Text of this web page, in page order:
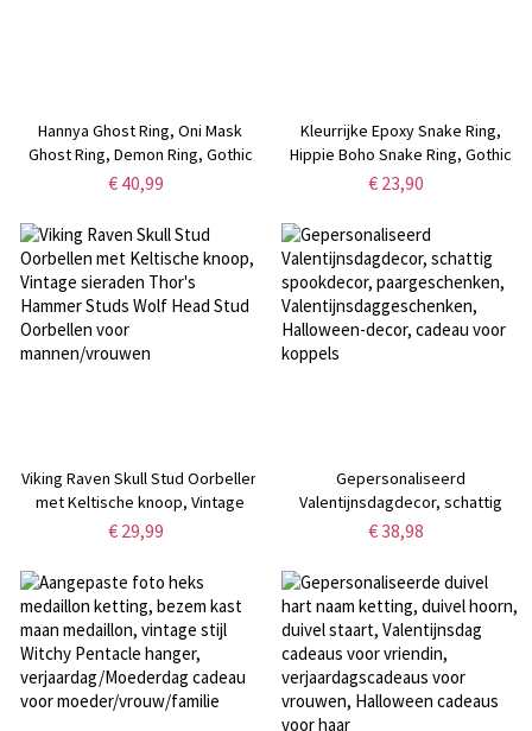
Hannya Ghost Ring, Oni Mask
Ghost Ring, Demon Ring, Gothic
Ring, Vintage Ring, Cool Rings
€ 40,99
Kleurrijke Epoxy Snake Ring,
Hippie Boho Snake Ring, Gothic
Punk Ring, Snake Ring, sierlijke
mannen/vrouwen
€ 23,90
Viking Raven Skull Stud Oorbellen
met Keltische knoop, Vintage
sieraden Thor's Hammer Studs
mannen/vrouwen
€ 29,99
Gepersonaliseerd
Valentijnsdagdecor, schattig
spookdecor, paargeschenken,
Halloween-decor, cadeau voor
koppels
€ 38,98